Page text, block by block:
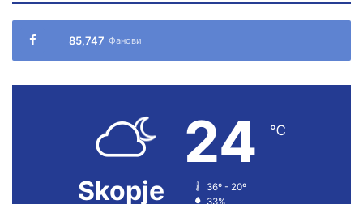
85,747 Фанови
Skopje
24 ℃
36º - 20º
33%